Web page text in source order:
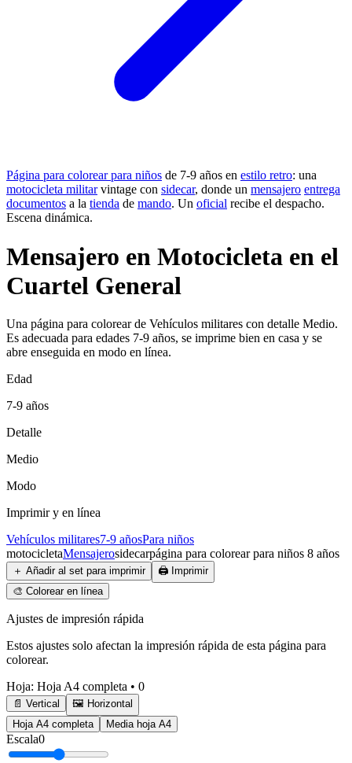
Página para colorear para niños de 7-9 años en estilo retro: una
motocicleta militarvintage con sidecar, donde un mensajero entrega
documentos a la tienda de mando. Un oficial recibe el despacho.
Escena dinámica.
Mensajero en Motocicleta en el
Cuartel General
Una página para colorear de Vehículos militares con detalle Medio.
Es adecuada para edades 7-9 años, se imprime bien en casa y se
abre enseguida en modo en línea.
Edad
7-9 años
Detalle
Medio
Modo
Imprimir y en línea
Vehículos militares7-9 añosPara niños
motocicletaMensajerosidecarpágina para colorear para niños 8 años
＋ Añadir al set para imprimir 🖨️ Imprimir
🎨 Colorear en línea
Ajustes de impresión rápida
Estos ajustes solo afectan la impresión rápida de esta página para
colorear.
Hoja: Hoja A4 completa • 0
📄 Vertical
🖼️ Horizontal
Hoja A4 completa
Media hoja A4
Escala0